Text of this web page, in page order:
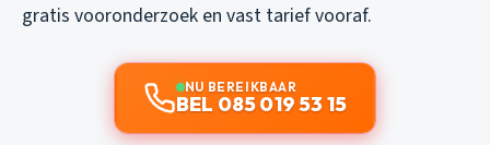
gratis vooronderzoek en vast tarief vooraf.
NU BEREIKBAAR
BEL 085 019 53 15